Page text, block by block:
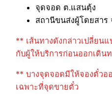
จุดจอด ต.แสนตุ้ง
สถานีขนส่งผู้โดยสาร
** เส้นทางดังกล่าวเปลี่ยน
กับผู้ให้บริการก่อนออกเดิน
** บางจุดจอดมีให้จองตั๋วอ
เฉพาะที่จุดขายตั๋ว